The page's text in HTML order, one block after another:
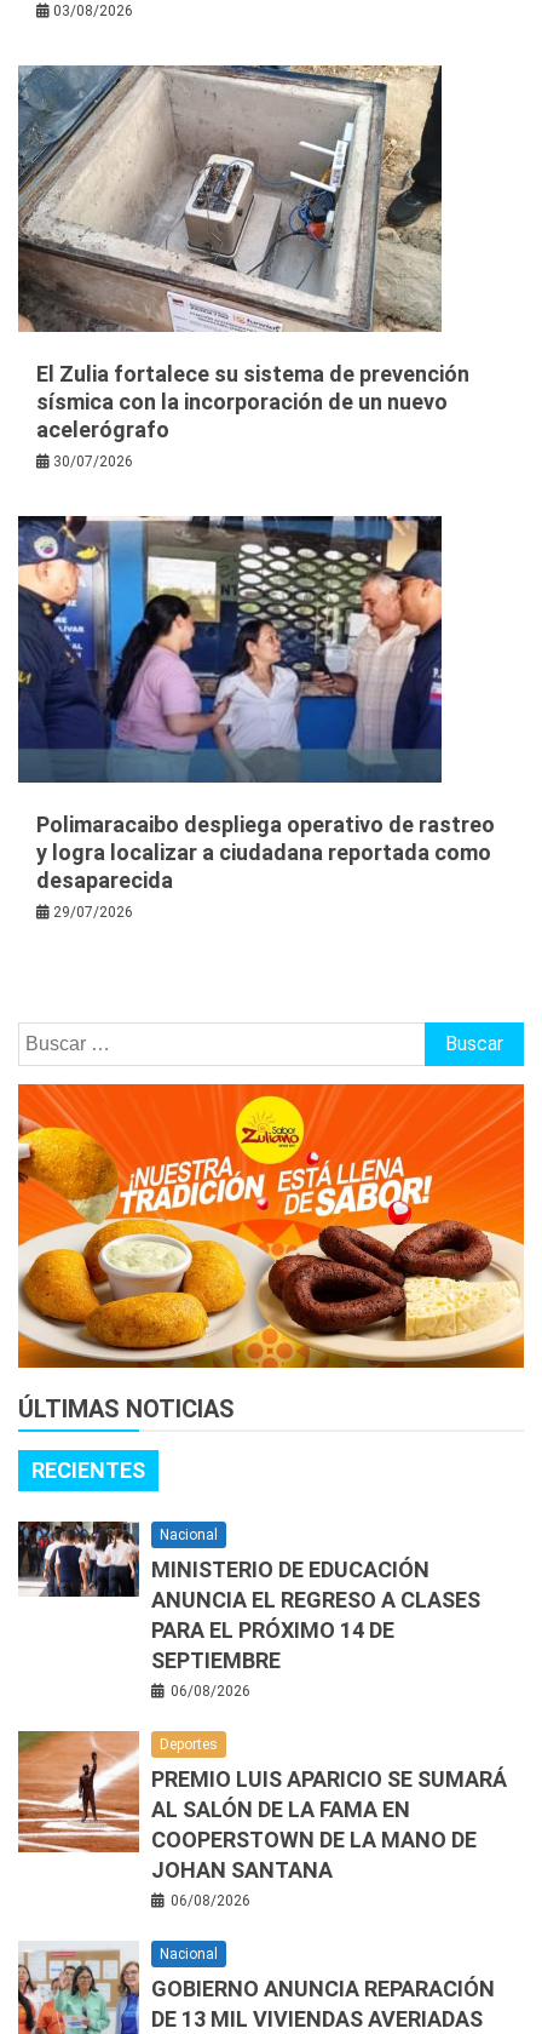
03/08/2026
El Zulia fortalece su sistema de prevención
sísmica con la incorporación de un nuevo
acelerógrafo
30/07/2026
Polimaracaibo despliega operativo de rastreo
y logra localizar a ciudadana reportada como
desaparecida
29/07/2026
Buscar:
ÚLTIMAS NOTICIAS
RECIENTES
Nacional
MINISTERIO DE EDUCACIÓN
ANUNCIA EL REGRESO A CLASES
PARA EL PRÓXIMO 14 DE
SEPTIEMBRE
06/08/2026
Deportes
PREMIO LUIS APARICIO SE SUMARÁ
AL SALÓN DE LA FAMA EN
COOPERSTOWN DE LA MANO DE
JOHAN SANTANA
06/08/2026
Nacional
GOBIERNO ANUNCIA REPARACIÓN
DE 13 MIL VIVIENDAS AVERIADAS